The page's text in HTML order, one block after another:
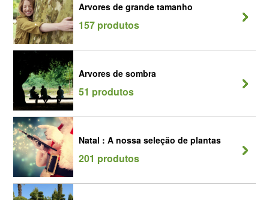
Arvores de grande tamanho
157 produtos
Arvores de sombra
51 produtos
Natal : A nossa seleção de plantas
201 produtos